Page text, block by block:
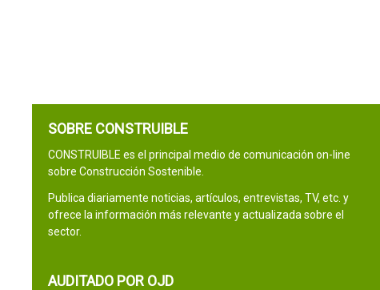
SOBRE CONSTRUIBLE
CONSTRUIBLE es el principal medio de comunicación on-line
sobre Construcción Sostenible.
Publica diariamente noticias, artículos, entrevistas, TV, etc. y
ofrece la información más relevante y actualizada sobre el
sector.
AUDITADO POR OJD